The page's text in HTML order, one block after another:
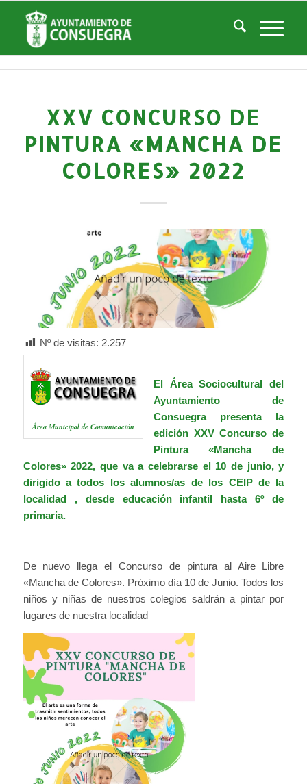
Noticias
Usted está aquí: Inicio / Noticias Cultura /
Actividades culturales y educativas
XXV CONCURSO DE
PINTURA «MANCHA DE
COLORES» 2022
Nº de visitas: 2.257
Área Municipal de Comunicación
El Área Sociocultural del
Ayuntamiento de
Consuegra presenta la
edición XXV Concurso de
Pintura «Mancha de
Colores» 2022, que va a celebrarse el 10 de junio, y
dirigido a todos los alumnos/as de los CEIP de la
localidad , desde educación infantil hasta 6º de
primaria.
De nuevo llega el Concurso de pintura al Aire Libre
«Mancha de Colores». Próximo día 10 de Junio. Todos los
niños y niñas de nuestros colegios saldrán a pintar por
lugares de nuestra localidad